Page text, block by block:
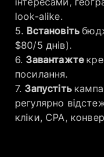
look-alike.
Встановіть
$80/5 днів).
Завантажте
посилання.
Запустіть
регулярно
кліки, CPA,